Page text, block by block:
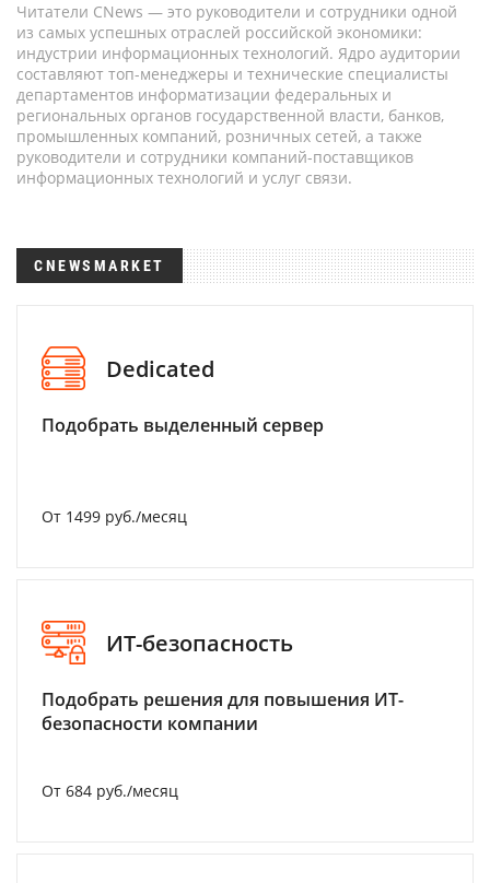
Читатели CNews — это руководители и сотрудники одной
из самых успешных отраслей российской экономики:
индустрии информационных технологий. Ядро аудитории
составляют топ-менеджеры и технические специалисты
департаментов информатизации федеральных и
региональных органов государственной власти, банков,
промышленных компаний, розничных сетей, а также
руководители и сотрудники компаний-поставщиков
информационных технологий и услуг связи.
CNEWSMARKET
Dedicated
Подобрать выделенный сервер
От 1499 руб./месяц
ИТ-безопасность
Подобрать решения для повышения ИТ-
безопасности компании
От 684 руб./месяц